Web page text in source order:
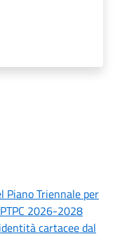
Piano Triennale per
2026-2028
cartacee dal